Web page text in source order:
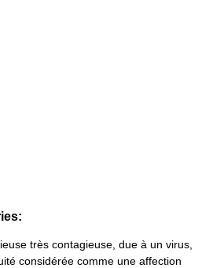
très contagieuse, due à un virus,
considérée comme une affection